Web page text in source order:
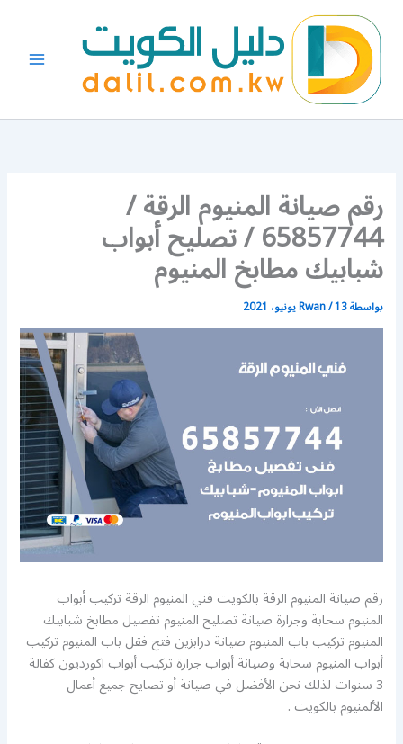
المحتوى
رقم صيانة المنيوم الرقة /
65857744 / تصليح أبواب
شبابيك مطابخ المنيوم
بواسطة Rwan/13 يونيو، 2021
رقم صيانة المنيوم الرقة بالكويت فني المنيوم الرقة تركيب أبواب
المنيوم سحابة وجرارة صيانة تصليح المنيوم تفصيل مطابخ شبابيك
المنيوم تركيب باب المنيوم صيانة درابزين فتح فقل باب المنيوم تركيب
أبواب المنيوم سحابة وصيانة أبواب جرارة تركيب أبواب اكورديون كفالة
3 سنوات لذلك نحن الأفضل في صيانة أو تصايح جميع أعمال
الألمنيوم بالكويت .